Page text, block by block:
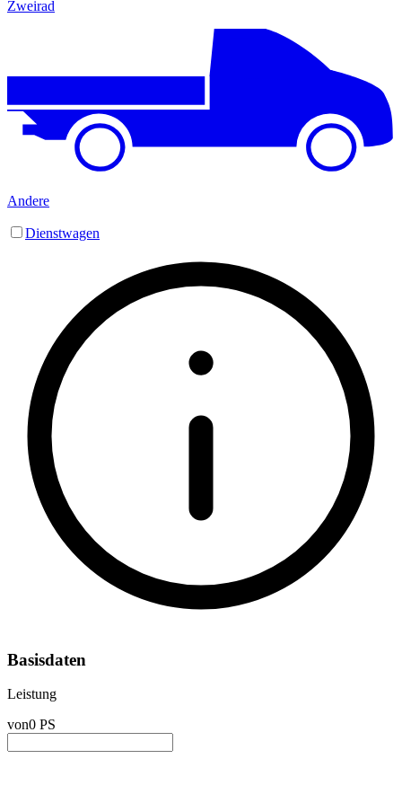
Zweirad
Andere
Dienstwagen
Basisdaten
Leistung
von0 PS